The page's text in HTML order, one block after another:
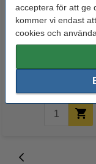
acceptera för att ge
kommer vi endast
cookies och
Canon T12 svart
Inkl. 25%